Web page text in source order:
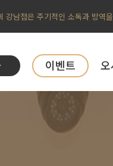
남점은 주기적인 소독과 방역
이벤트